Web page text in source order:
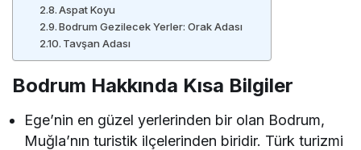
Aspat Koyu
Bodrum Gezilecek Yerler: Orak Adası
Tavşan Adası
Bodrum Hakkında Kısa Bilgiler
Ege’nin en güzel yerlerinden bir olan Bodrum,
Muğla’nın turistik ilçelerinden biridir. Türk turizmi